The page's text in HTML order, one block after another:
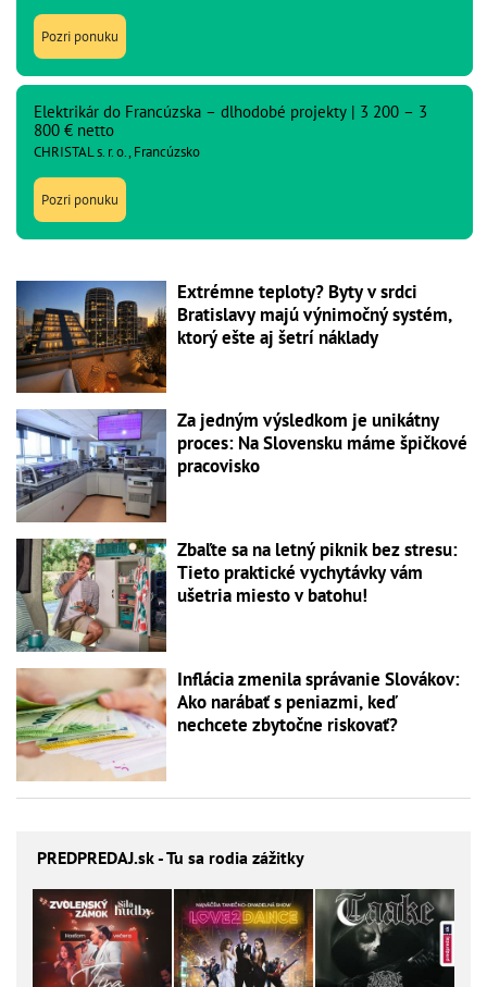
Pozri ponuku
Elektrikár do Francúzska – dlhodobé projekty | 3 200 – 3
800 € netto
CHRISTAL s. r. o., Francúzsko
Pozri ponuku
Extrémne teploty? Byty v srdci
Bratislavy majú výnimočný systém,
ktorý ešte aj šetrí náklady
Za jedným výsledkom je unikátny
proces: Na Slovensku máme špičkové
pracovisko
Zbaľte sa na letný piknik bez stresu:
Tieto praktické vychytávky vám
ušetria miesto v batohu!
Inflácia zmenila správanie Slovákov:
Ako narábať s peniazmi, keď
nechcete zbytočne riskovať?
PREDPREDAJ.sk - Tu sa rodia zážitky